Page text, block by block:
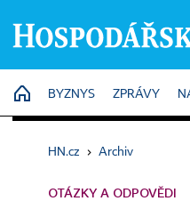
HOME
BYZNYS ZPRÁVY
HN.cz › Archiv
OTÁZKY A ODPOVĚDI